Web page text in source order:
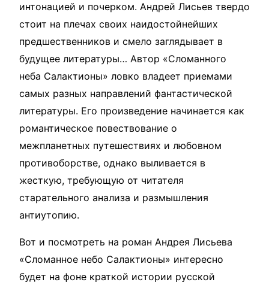
интонацией и почерком. Андрей Лисьев твердо
стоит на плечах своих наидостойнейших
предшественников и смело заглядывает в
будущее литературы… Автор «Сломанного
неба Салактионы» ловко владеет приемами
самых разных направлений фантастической
литературы. Его произведение начинается как
романтическое повествование о
межпланетных путешествиях и любовном
противоборстве, однако выливается в
жесткую, требующую от читателя
старательного анализа и размышления
антиутопию.
Вот и посмотреть на роман Андрея Лисьева
«Сломанное небо Салактионы» интересно
будет на фоне краткой истории русской